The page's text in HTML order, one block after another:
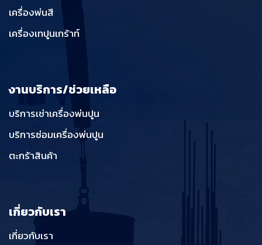
เครื่องพ่นสี
เครื่องเทปูนเกร้าท์
งานบริการ/ช่วยเหลือ
บริการเช่าเครื่องพ่นปูน
บริการซ่อมเครื่องพ่นปูน
ตะกร้าสินค้า
เกี่ยวกับเรา
เกี่ยวกับเรา